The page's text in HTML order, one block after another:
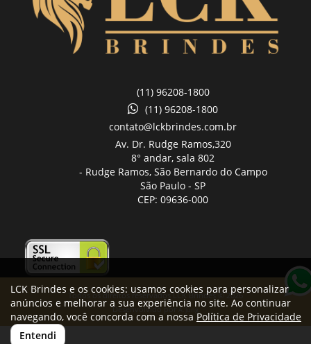
(11) 96208-1800
(11) 96208-1800
contato@lckbrindes.com.br
Av. Dr. Rudge Ramos,320
8° andar, sala 802
- Rudge Ramos, São Bernardo do Campo
São Paulo - SP
CEP: 09636-000
Todos os direitos reservados LCK Brindes © 2026
Desenvolvido por
LCK Brindes e os cookies: usamos cookies para personalizar
anúncios e melhorar a sua experiência no site. Ao continuar
navegando, você concorda com a nossa Política de Privacidade
Entendi